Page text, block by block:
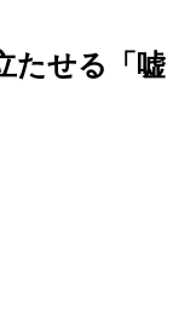
たせる「嘘